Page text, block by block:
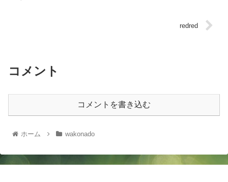
redred
コメント
コメントを書き込む
ホーム wakonado